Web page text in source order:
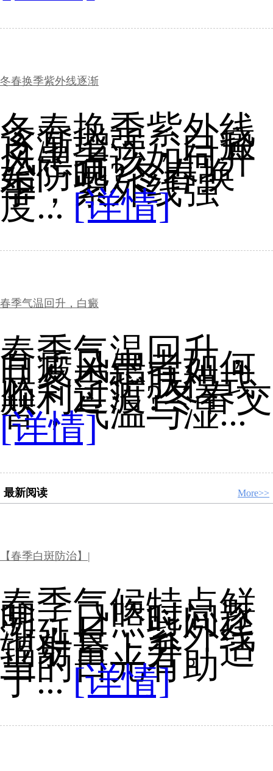
冬春换季紫外线逐渐
冬春换季紫外线
逐渐增强，白癜
风患者该如何开
始防晒?冬春换
季，紫外线强
度... [详情]
春季气温回升，白癜
春季气温回升，
白癜风患者如何
从冬季护肤模式
顺利过渡?冬春交
替，气温与湿...
[详情]
最新阅读 More>>
【春季白斑防治】|
春季气候特点鲜
明，日照时间逐
渐延长，紫外线
辐射量上升。适
当的日光有助
于...[详情]